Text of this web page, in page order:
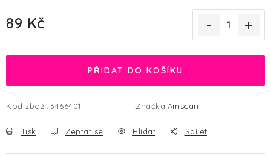
89 Kč
PŘIDAT DO KOŠÍKU
Kód zboží: 3466401 Značka:Amscan
Tisk Zeptat se Hlídat Sdílet